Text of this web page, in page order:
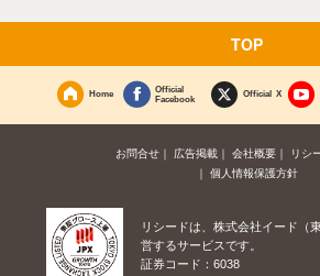
TOP
Home
Official
Facebook
Official X
お問合せ 広告掲載 会社概要
リシ
個人情報保護方針
リシードは、株式会社イード（
営するサービスです。
証券コード：6038